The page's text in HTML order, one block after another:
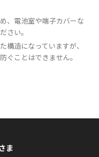
、電池室や端子カバーな
さい。
構造になっていますが、
ぐことはできません。
ま